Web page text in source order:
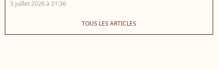
5 juillet 2026 à 21:36
TOUS LES ARTICLES